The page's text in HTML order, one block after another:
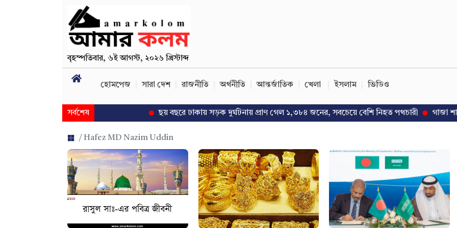
বৃহস্পতিবার, ৬ই আগস্ট, ২০২৬ খ্রিস্টাব্দ
হোমপেজ সারা দেশ রাজনীতি অর্থনীতি আন্তর্জাতিক খেলা ইসলাম ভিডিও
সর্বশেষ ছয় বছরে ঢাকায় সড়ক দুর্ঘটনায় প্রাণ গেল ১,৩৮৪ জনের, সবচেয়ে বেশি নিহত পথচারী গাজা শান্তি
/ Hafez MD Nazim Uddin